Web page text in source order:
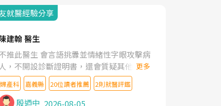
就醫經驗分享
建翰 醫生
推此醫生 會言語挑釁並情緒性字眼攻擊病
，不開設診斷證明書，還會質疑其他醫生
判斷！
更多
婦產科 嘉義縣 20位讀者推薦 2則就醫評鑑
殷迺中 2026-08-05